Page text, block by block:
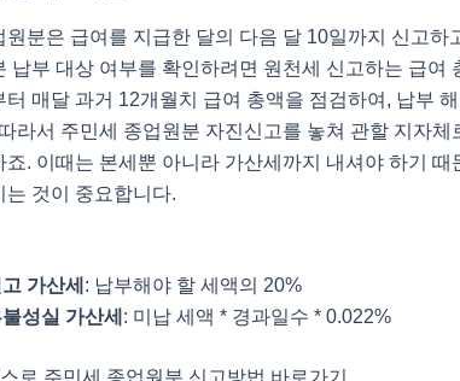
원분은 급여를 지급한 달의 다음 달 10일까지 신고하
납부 대상 여부를 확인하려면 원천세 신고하는 급여
터 매달 과거 12개월치 급여 총액을 점검하여, 납부
라서 주민세 종업원분 자진신고를 놓쳐 관할 지자체
죠. 이때는 본세뿐 아니라 가산세까지 내셔야 하기 때
는 것이 중요합니다.
가산세 : 납부해야 할 세액의 20%
성실 가산세 : 미납 세액 * 경과일수 * 0.022%
로 주민세 종업원분 신고방법 바로가기